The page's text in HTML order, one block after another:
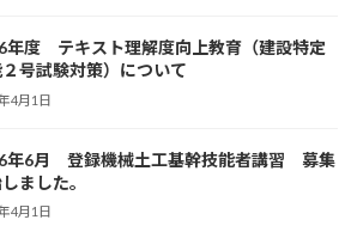
年度 テキスト理解度向上教育（建設特定
号試験対策）について
4月1日
年6月 登録機械土工基幹技能者講習 募集
ました。
4月1日